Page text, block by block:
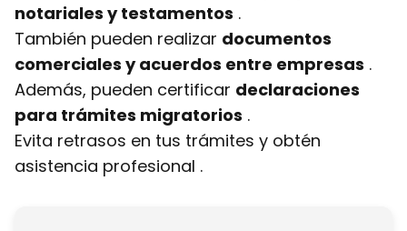
notariales y testamentos .
También pueden realizar documentos
comerciales y acuerdos entre empresas .
Además, pueden certificar declaraciones
para trámites migratorios .
Evita retrasos en tus trámites y obtén
asistencia profesional .